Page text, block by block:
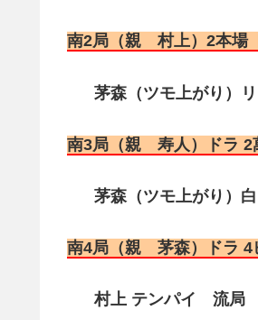
南2局（親 村上）2本場
茅森（ツモ上がり）
南3局（親 寿人）ドラ 2
茅森（ツモ上がり）
南4局（親 茅森）ドラ 4
村上 テンパイ 流局